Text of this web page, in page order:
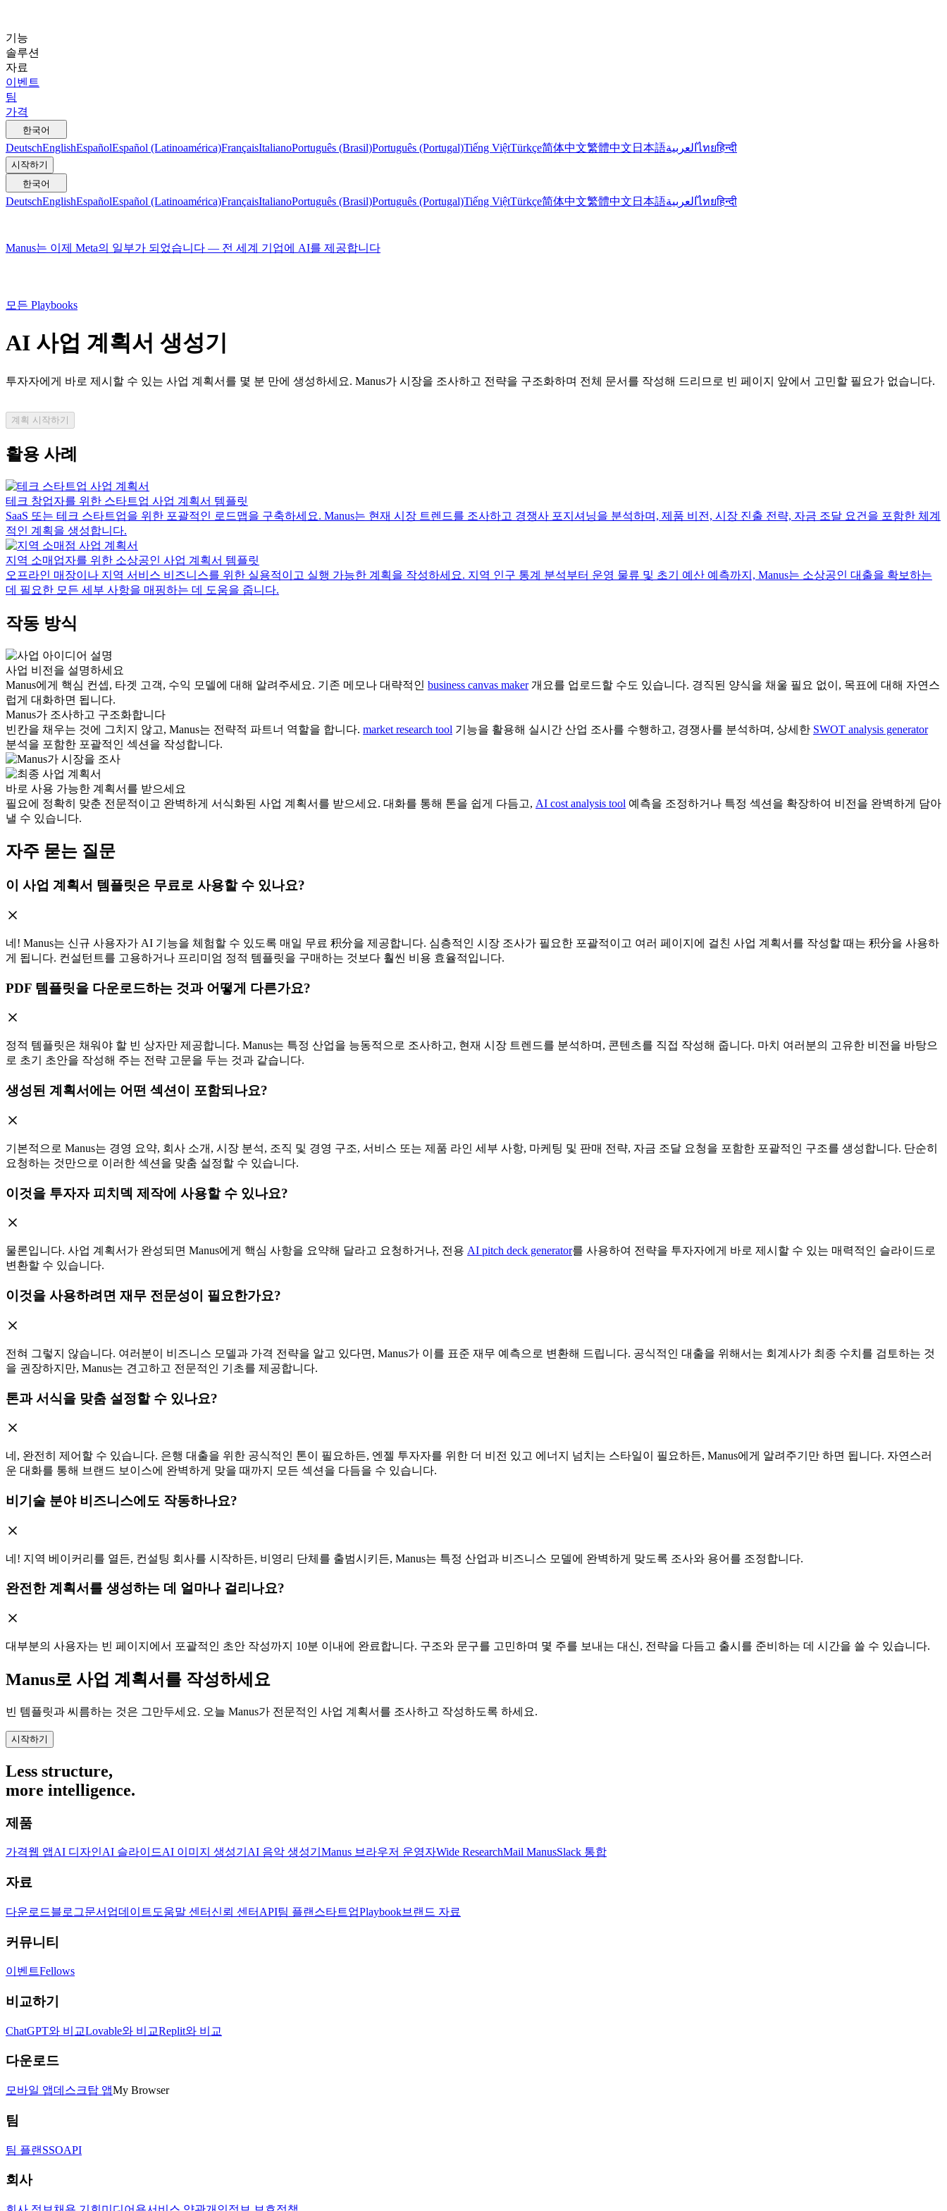
기능
솔루션
자료
이벤트
팀
가격
한국어
DeutschEnglishEspañolEspañol (Latinoamérica)FrançaisItalianoPortuguês (Brasil)Português (Portugal)Tiếng ViệtTürkçe简体中文繁體中文 日本語العربيةไทยहिन्दी
시작하기
한국어
DeutschEnglishEspañolEspañol (Latinoamérica)FrançaisItalianoPortuguês (Brasil)Português (Portugal)Tiếng ViệtTürkçe简体中文繁體中文 日本語العربيةไทยहिन्दी
Manus는 이제 Meta의 일부가 되었습니다 — 전 세계 기업에 AI를 제공합니다
모든 Playbooks
AI 사업 계획서 생성기
투자자에게 바로 제시할 수 있는 사업 계획서를 몇 분 만에 생성하세요. Manus가 시장을 조사하고 전략을 구조화하며 전체 문서를 작성해 드리므로 빈 페이지 앞에서 고민할 필요가 없습니다.
계획 시작하기
활용 사례
테크 창업자를 위한 스타트업 사업 계획서 템플릿
SaaS 또는 테크 스타트업을 위한 포괄적인 로드맵을 구축하세요. Manus는 현재 시장 트렌드를 조사하고 경쟁사 포지셔닝을 분석하며, 제품 비전, 시장 진출 전략, 자금 조달 요건을 포함한 체계
적인 계획을 생성합니다.
지역 소매업자를 위한 소상공인 사업 계획서 템플릿
오프라인 매장이나 지역 서비스 비즈니스를 위한 실용적이고 실행 가능한 계획을 작성하세요. 지역 인구 통계 분석부터 운영 물류 및 초기 예산 예측까지, Manus는 소상공인 대출을 확보하는
데 필요한 모든 세부 사항을 매핑하는 데 도움을 줍니다.
작동 방식
사업 비전을 설명하세요
Manus에게 핵심 컨셉, 타겟 고객, 수익 모델에 대해 알려주세요. 기존 메모나 대략적인 business canvas maker개요를 업로드할 수도 있습니다. 경직된 양식을 채울 필요 없이, 목표에 대해 자연스
럽게 대화하면 됩니다.
Manus가 조사하고 구조화합니다
빈칸을 채우는 것에 그치지 않고, Manus는 전략적 파트너 역할을 합니다. market research tool 기능을 활용해 실시간 산업 조사를 수행하고, 경쟁사를 분석하며, 상세한 SWOT analysis generator
분석을 포함한 포괄적인 섹션을 작성합니다.
바로 사용 가능한 계획서를 받으세요
필요에 정확히 맞춘 전문적이고 완벽하게 서식화된 사업 계획서를 받으세요. 대화를 통해 톤을 쉽게 다듬고, AI cost analysis tool 예측을 조정하거나 특정 섹션을 확장하여 비전을 완벽하게 담아
낼 수 있습니다.
자주 묻는 질문
이 사업 계획서 템플릿은 무료로 사용할 수 있나요?
네! Manus는 신규 사용자가 AI 기능을 체험할 수 있도록 매일 무료 积分을 제공합니다. 심층적인 시장 조사가 필요한 포괄적이고 여러 페이지에 걸친 사업 계획서를 작성할 때는 积分을 사용하
게 됩니다. 컨설턴트를 고용하거나 프리미엄 정적 템플릿을 구매하는 것보다 훨씬 비용 효율적입니다.
PDF 템플릿을 다운로드하는 것과 어떻게 다른가요?
정적 템플릿은 채워야 할 빈 상자만 제공합니다. Manus는 특정 산업을 능동적으로 조사하고, 현재 시장 트렌드를 분석하며, 콘텐츠를 직접 작성해 줍니다. 마치 여러분의 고유한 비전을 바탕으
로 초기 초안을 작성해 주는 전략 고문을 두는 것과 같습니다.
생성된 계획서에는 어떤 섹션이 포함되나요?
기본적으로 Manus는 경영 요약, 회사 소개, 시장 분석, 조직 및 경영 구조, 서비스 또는 제품 라인 세부 사항, 마케팅 및 판매 전략, 자금 조달 요청을 포함한 포괄적인 구조를 생성합니다. 단순히
요청하는 것만으로 이러한 섹션을 맞춤 설정할 수 있습니다.
이것을 투자자 피치덱 제작에 사용할 수 있나요?
물론입니다. 사업 계획서가 완성되면 Manus에게 핵심 사항을 요약해 달라고 요청하거나, 전용 AI pitch deck generator를 사용하여 전략을 투자자에게 바로 제시할 수 있는 매력적인 슬라이드로
변환할 수 있습니다.
이것을 사용하려면 재무 전문성이 필요한가요?
전혀 그렇지 않습니다. 여러분이 비즈니스 모델과 가격 전략을 알고 있다면, Manus가 이를 표준 재무 예측으로 변환해 드립니다. 공식적인 대출을 위해서는 회계사가 최종 수치를 검토하는 것
을 권장하지만, Manus는 견고하고 전문적인 기초를 제공합니다.
톤과 서식을 맞춤 설정할 수 있나요?
네, 완전히 제어할 수 있습니다. 은행 대출을 위한 공식적인 톤이 필요하든, 엔젤 투자자를 위한 더 비전 있고 에너지 넘치는 스타일이 필요하든, Manus에게 알려주기만 하면 됩니다. 자연스러
운 대화를 통해 브랜드 보이스에 완벽하게 맞을 때까지 모든 섹션을 다듬을 수 있습니다.
비기술 분야 비즈니스에도 작동하나요?
네! 지역 베이커리를 열든, 컨설팅 회사를 시작하든, 비영리 단체를 출범시키든, Manus는 특정 산업과 비즈니스 모델에 완벽하게 맞도록 조사와 용어를 조정합니다.
완전한 계획서를 생성하는 데 얼마나 걸리나요?
대부분의 사용자는 빈 페이지에서 포괄적인 초안 작성까지 10분 이내에 완료합니다. 구조와 문구를 고민하며 몇 주를 보내는 대신, 전략을 다듬고 출시를 준비하는 데 시간을 쓸 수 있습니다.
Manus로 사업 계획서를 작성하세요
빈 템플릿과 씨름하는 것은 그만두세요. 오늘 Manus가 전문적인 사업 계획서를 조사하고 작성하도록 하세요.
시작하기
Less structure,
more intelligence.
제품
가격웹 앱AI 디자인AI 슬라이드AI 이미지 생성기 AI 음악 생성기 Manus 브라우저 운영자Wide ResearchMail ManusSlack 통합
자료
다운로드블로그문서 업데이트 도움말 센터 신뢰 센터 API팀 플랜 스타트업Playbook브랜드 자료
커뮤니티
이벤트Fellows
비교하기
ChatGPT와 비교Lovable와 비교Replit와 비교
다운로드
모바일 앱데스크탑 앱My Browser
팀
팀 플랜 SSOAPI
회사